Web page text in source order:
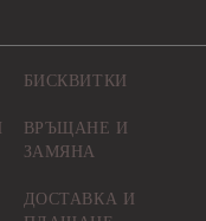
БИСКВИТКИ
ВРЪЩАНЕ И
ЗАМЯНА
ДОСТАВКА И